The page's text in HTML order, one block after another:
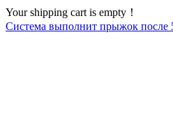
Your shipping cart is empty！
Система выполнит прыжок после